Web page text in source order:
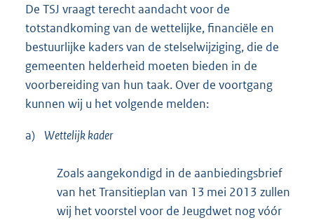
De TSJ vraagt terecht aandacht voor de
totstandkoming van de wettelijke, financiële en
bestuurlijke kaders van de stelselwijziging, die de
gemeenten helderheid moeten bieden in de
voorbereiding van hun taak. Over de voortgang
kunnen wij u het volgende melden:
a) Wettelijk kader
Zoals aangekondigd in de aanbiedingsbrief
van het Transitieplan van 13 mei 2013 zullen
wij het voorstel voor de Jeugdwet nog vóór